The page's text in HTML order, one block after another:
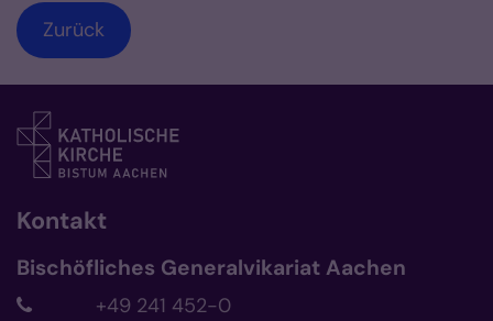
Zurück
Kontakt
Bischöfliches Generalvikariat Aachen
+49 241 452-0